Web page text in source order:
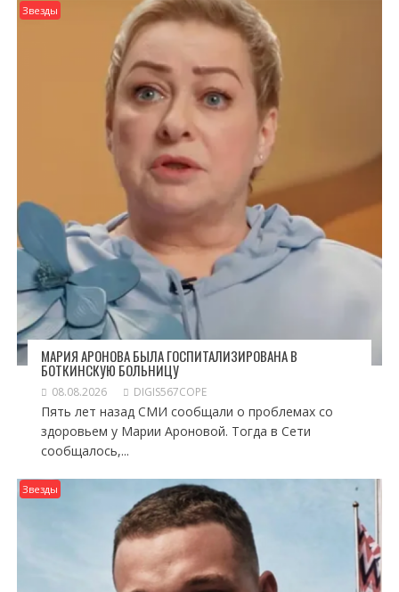
Звезды
МАРИЯ АРОНОВА БЫЛА ГОСПИТАЛИЗИРОВАНА В
БОТКИНСКУЮ БОЛЬНИЦУ
08.08.2026 DIGIS567COPE
Пять лет назад СМИ сообщали о проблемах со
здоровьем у Марии Ароновой. Тогда в Сети
сообщалось,...
Звезды